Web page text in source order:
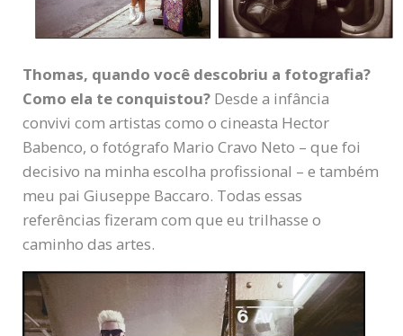
Thomas, quando você descobriu a fotografia?
Como ela te conquistou? Desde a infância
convivi com artistas como o cineasta Hector
Babenco, o fotógrafo Mario Cravo Neto – que foi
decisivo na minha escolha profissional – e também
meu pai Giuseppe Baccaro. Todas essas
referências fizeram com que eu trilhasse o
caminho das artes.